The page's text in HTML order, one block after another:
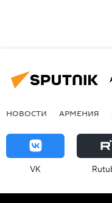
НОВОСТИ АРМЕНИЯ
VK